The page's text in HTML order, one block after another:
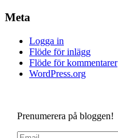
Meta
Logga in
Flöde för inlägg
Flöde för kommentarer
WordPress.org
Prenumerera på bloggen!